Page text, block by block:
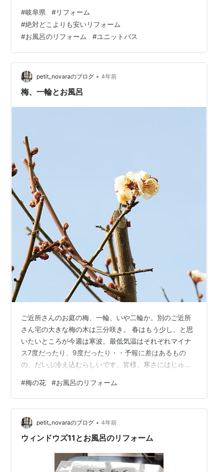
すよ！」と言って頂きました。 「工事内容」 お風呂の交
換 洗面脱衣場の内装 和室のクロス張替え 玄関回りの塗
装など・・・ ランキング参加中住まい・住宅 ランキング
参加中リノベーションブログ ランキング参加中ライフス
タイル 「完成」 イクメンリフォーム 「施工前」 イクメ
ンリフォーム 「施工中」…
#岐阜県 #リフォーム
#絶対どこよりも安いリフォーム
#お風呂のリフォーム #ユニットバス
petit_novaraのブログ • 4年前
梅、一輪とお風呂
ご近所さんのお庭の梅、一輪、いや二輪か。別のご近所
さん宅の大きな梅の木は三分咲き。 春はもう少し、と思
いたいところが今週は寒波。最低気温はそれぞれマイナ
ス7度だったり、9度だったり・・予報に差はあるもの
の、だいぶ冷え込むらしいです。皆様、寒さにはじゅう
ームが終わりました。15年先を想像して、余計なオプシ
ョンは全てカットしました。こうやってみると、狭～い
我が家のお風呂場が広く見える（笑）。 想像していた以
上に工事は大がかりでしたが、お風呂入口の段差は以前
の半分以下。お掃除もずいぶん楽にできます。床は目の
#梅の花 #お風呂のリフォーム
petit_novaraのブログ • 4年前
ウィンドウズ11とお風呂のリフォーム